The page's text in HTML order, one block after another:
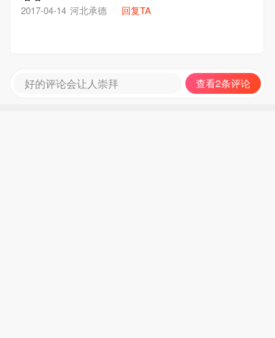
2017-04-14 河北承德 回复TA
好的评论会让人崇拜 查看2条评论